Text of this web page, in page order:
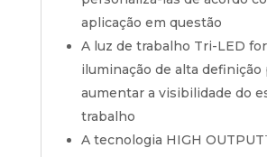
aplicação em questão
A luz de trabalho Tri-LED
iluminação de alta definição
aumentar a visibilidade do
trabalho
A tecnologia HIGH